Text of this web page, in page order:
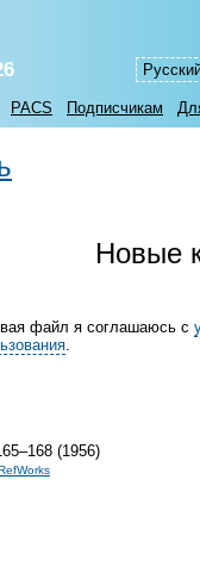
PACS Подписчикам
Новые
файл я соглашаюсь с
.
(1956)